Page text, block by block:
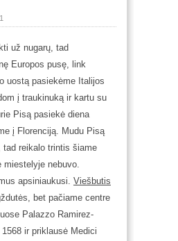
už nugarų, tad
Europos pusę, link
uostą pasiekėme Italijos
į traukinuką ir kartu su
Pisą pasiekė diena
į Florenciją. Mudu Pisą
tad reikalo trintis šiame
nebuvo.
apsiniaukusi. Viešbutis
bet pačiame centre
Palazzo Ramirez-
ir priklausė Medici